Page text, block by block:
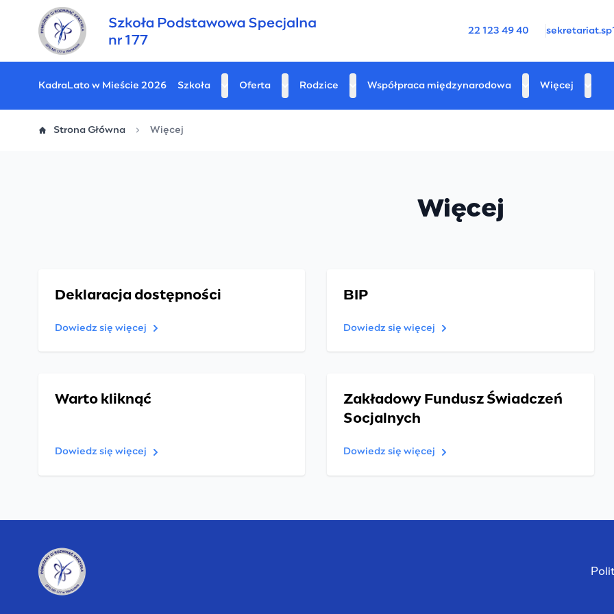
22 123 49 40
KadraLato w Mieście 2026 Szkoła Oferta Rodzice Współpraca międzynarodowa Więcej
Strona Główna Więcej
Więcej
Deklaracja dostępności
Dowiedz się więcej
BIP
Dowiedz się więcej
Warto kliknąć
Dowiedz się więcej
Zakładowy Fundusz Świadczeń
Socjalnych
Dowiedz się więcej